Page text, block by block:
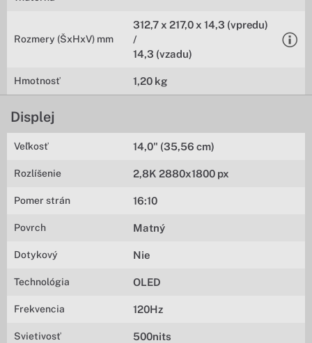
Rozmery (ŠxHxV) mm
312,7 x 217,0 x 14,3 (vpredu)
/
14,3 (vzadu)
Hmotnosť 1,20 kg
Displej
Veľkosť 14,0" (35,56 cm)
Rozlíšenie 2,8K 2880x1800 px
Pomer strán 16:10
Povrch Matný
Dotykový Nie
Technológia OLED
Frekvencia 120Hz
Svietivosť 500nits